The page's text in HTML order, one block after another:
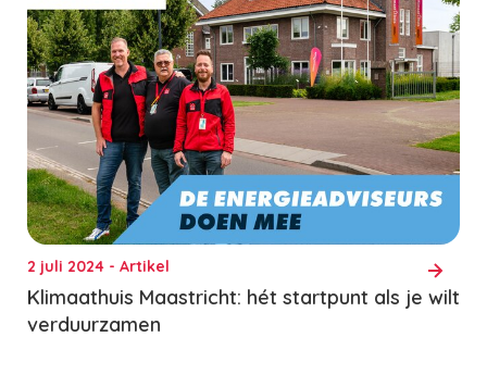
2 juli 2024 - Artikel
Klimaathuis Maastricht: hét startpunt als je wilt
verduurzamen